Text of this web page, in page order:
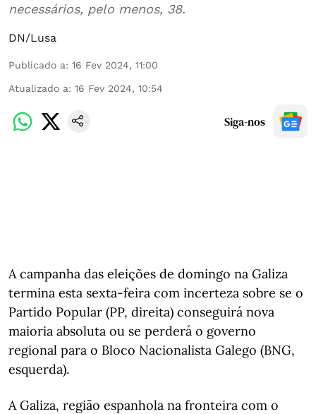
necessários, pelo menos, 38.
DN/Lusa
Publicado a: 16 Fev 2024, 11:00
Atualizado a: 16 Fev 2024, 10:54
Siga-nos
A campanha das eleições de domingo na Galiza
termina esta sexta-feira com incerteza sobre se o
Partido Popular (PP, direita) conseguirá nova
maioria absoluta ou se perderá o governo
regional para o Bloco Nacionalista Galego (BNG,
esquerda).
A Galiza, região espanhola na fronteira com o